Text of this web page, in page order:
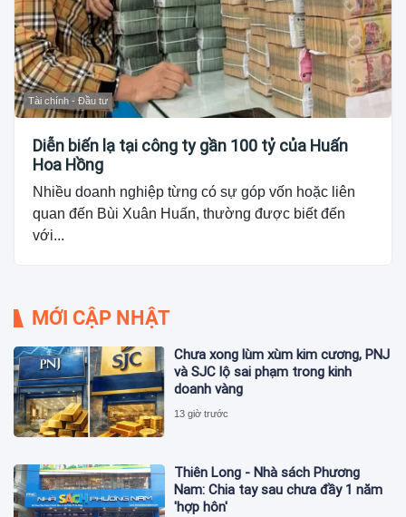
Tài chính - Đầu tư
Diễn biến lạ tại công ty gần 100 tỷ của Huấn
Hoa Hồng
Nhiều doanh nghiệp từng có sự góp vốn hoặc liên
quan đến Bùi Xuân Huấn, thường được biết đến
với...
MỚI CẬP NHẬT
Chưa xong lùm xùm kim cương, PNJ
và SJC lộ sai phạm trong kinh
doanh vàng
13 giờ trước
Thiên Long - Nhà sách Phương
Nam: Chia tay sau chưa đầy 1 năm
'hợp hôn'